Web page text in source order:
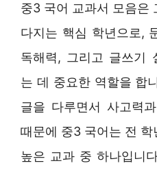
중3 국어 교과서 모음은
다지는 핵심 학년으로,
독해력, 그리고 글쓰기
는 데 중요한 역할을 합
글을 다루면서 사고력
때문에 중3 국어는 전
높은 교과 중 하나입니